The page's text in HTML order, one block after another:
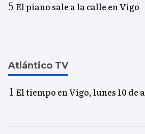
El piano sale a la calle en Vigo
Atlántico TV
El tiempo en Vigo, lunes 10 de